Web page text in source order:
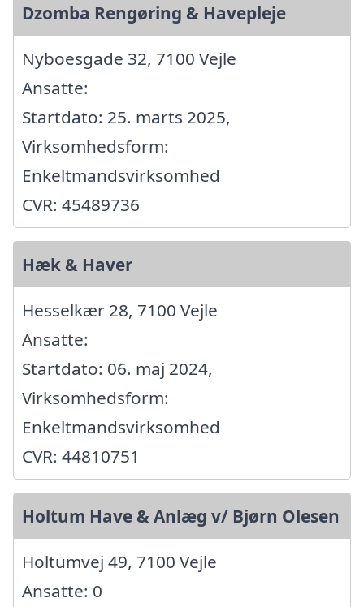
Dzomba Rengøring & Havepleje
Nyboesgade 32, 7100 Vejle
Ansatte:
Startdato: 25. marts 2025,
Virksomhedsform:
Enkeltmandsvirksomhed
CVR: 45489736
Hæk & Haver
Hesselkær 28, 7100 Vejle
Ansatte:
Startdato: 06. maj 2024,
Virksomhedsform:
Enkeltmandsvirksomhed
CVR: 44810751
Holtum Have & Anlæg v/ Bjørn Olesen
Holtumvej 49, 7100 Vejle
Ansatte: 0